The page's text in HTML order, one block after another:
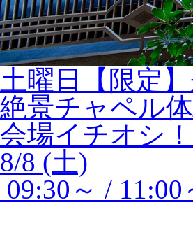
土曜日【限定
絶景チャペル
会場イチオシ！
8/8 (土)
09:30～ /